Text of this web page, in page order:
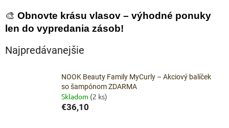
🎨 Obnovte krásu vlasov – výhodné ponuky
len do vypredania zásob!
Najpredávanejšie
NOOK Beauty Family MyCurly – Akciový balíček
so šampónom ZDARMA
Skladom (2 ks)
€36,10